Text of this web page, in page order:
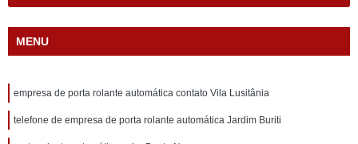
MENU
empresa de porta rolante automática contato Vila Lusitânia
telefone de empresa de porta rolante automática Jardim Buriti